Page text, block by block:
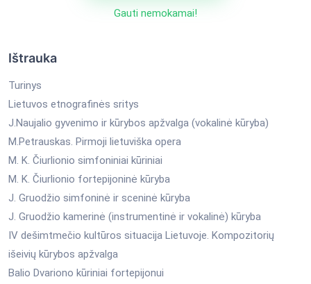
Gauti nemokamai!
Ištrauka
Turinys
Lietuvos etnografinės sritys
J.Naujalio gyvenimo ir kūrybos apžvalga (vokalinė kūryba)
M.Petrauskas. Pirmoji lietuviška opera
M. K. Čiurlionio simfoniniai kūriniai
M. K. Čiurlionio fortepijoninė kūryba
J. Gruodžio simfoninė ir sceninė kūryba
J. Gruodžio kamerinė (instrumentinė ir vokalinė) kūryba
IV dešimtmečio kultūros situacija Lietuvoje. Kompozitorių
išeivių kūrybos apžvalga
Balio Dvariono kūriniai fortepijonui